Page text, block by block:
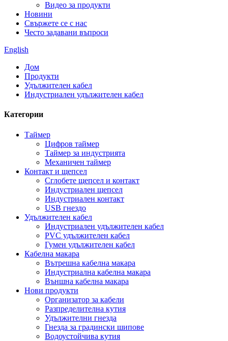
Видео за продукти
Новини
Свържете се с нас
Често задавани въпроси
English
Дом
Продукти
Удължителен кабел
Индустриален удължителен кабел
Категории
Таймер
Цифров таймер
Таймер за индустрията
Механичен таймер
Контакт и щепсел
Сглобете щепсел и контакт
Индустриален щепсел
Индустриален контакт
USB гнездо
Удължителен кабел
Индустриален удължителен кабел
PVC удължителен кабел
Гумен удължителен кабел
Кабелна макара
Вътрешна кабелна макара
Индустриална кабелна макара
Външна кабелна макара
Нови продукти
Организатор за кабели
Разпределителна кутия
Удължителни гнезда
Гнезда за градински шипове
Водоустойчива кутия